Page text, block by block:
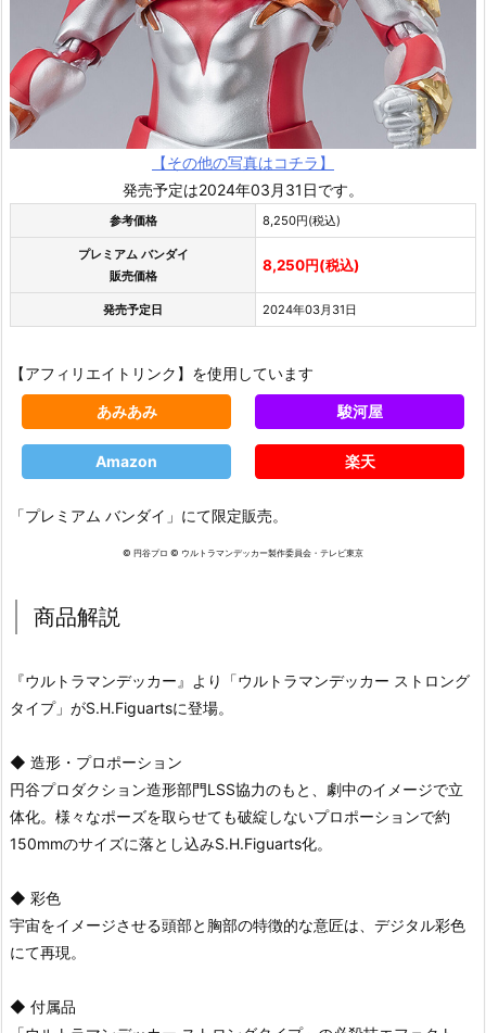
【その他の写真はコチラ】
発売予定は2024年03月31日です。
参考価格 8,250円(税込)
プレミアム バンダイ
販売価格
8,250円(税込)
発売予定日 2024年03月31日
【アフィリエイトリンク】を使用しています
あみあみ 駿河屋
Amazon 楽天
「プレミアム バンダイ」にて限定販売。
© 円谷プロ © ウルトラマンデッカー製作委員会・テレビ東京
商品解説
『ウルトラマンデッカー』より「ウルトラマンデッカー ストロング
タイプ」がS.H.Figuartsに登場。
◆ 造形・プロポーション
円谷プロダクション造形部門LSS協力のもと、劇中のイメージで立
体化。様々なポーズを取らせても破綻しないプロポーションで約
150mmのサイズに落とし込みS.H.Figuarts化。
◆ 彩色
宇宙をイメージさせる頭部と胸部の特徴的な意匠は、デジタル彩色
にて再現。
◆ 付属品